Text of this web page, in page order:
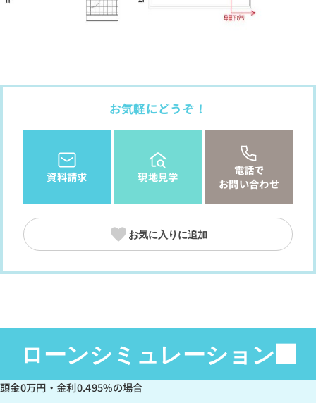
お気軽にどうぞ！
資料請求 現地見学
電話で
お問い合わせ
お気に入りに追加
ローンシミュレーション
頭金0万円 ・金利0.495%の場合